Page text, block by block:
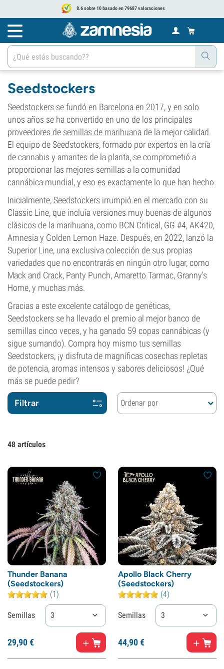
8.6 sobre 10 basado en 79687 valoraciones
Seedstockers
Seedstockers se fundó en Barcelona en 2017, y en solo
unos años se ha convertido en uno de los principales
proveedores de semillas de marihuana de la mejor calidad.
El equipo de Seedstockers, formado por expertos en la cría
de cannabis y amantes de la planta, se comprometió a
proporcionar las mejores semillas a la comunidad
cannábica mundial, y eso es exactamente lo que han hecho.
Inicialmente, Seedstockers irrumpió en el mercado con su
Classic Line, que incluía versiones muy buenas de algunos
clásicos de la marihuana, como BCN Critical, GG #4, AK420,
Amnesia y Golden Lemon Haze. Después, en 2022, lanzó la
Superior Line, una exclusiva colección de sus propias
variedades que no encontrarás en ningún otro lugar, como
Mack and Crack, Panty Punch, Amaretto Tarmac, Granny's
Home, y muchas más.
Gracias a este excelente catálogo de genéticas,
Seedstockers se ha llevado el premio al mejor banco de
semillas cinco veces, y ha ganado 59 copas cannábicas (y
sigue sumando). Compra hoy mismo tus semillas
Seedstockers, ¡y disfruta de magníficas cosechas repletas
de potencia, aromas intensos y sabores deliciosos! ¿Qué
más se puede pedir?
Filtrar Ordenar por
48 artículos
Thunder Banana
(Seedstockers)
(1)
Semillas 3
29,90€
Apollo Black Cherry
(Seedstockers)
(4)
Semillas 3
44,90€